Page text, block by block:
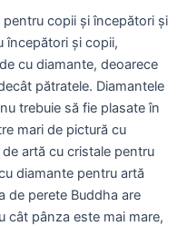
copii și începători și
începători și copii,
cu diamante, deoarece
pătratele. Diamantele
trebuie să fie plasate în
mari de pictură cu
artă cu cristale pentru
diamante pentru artă
de perete Buddha are
pânza este mai mare,